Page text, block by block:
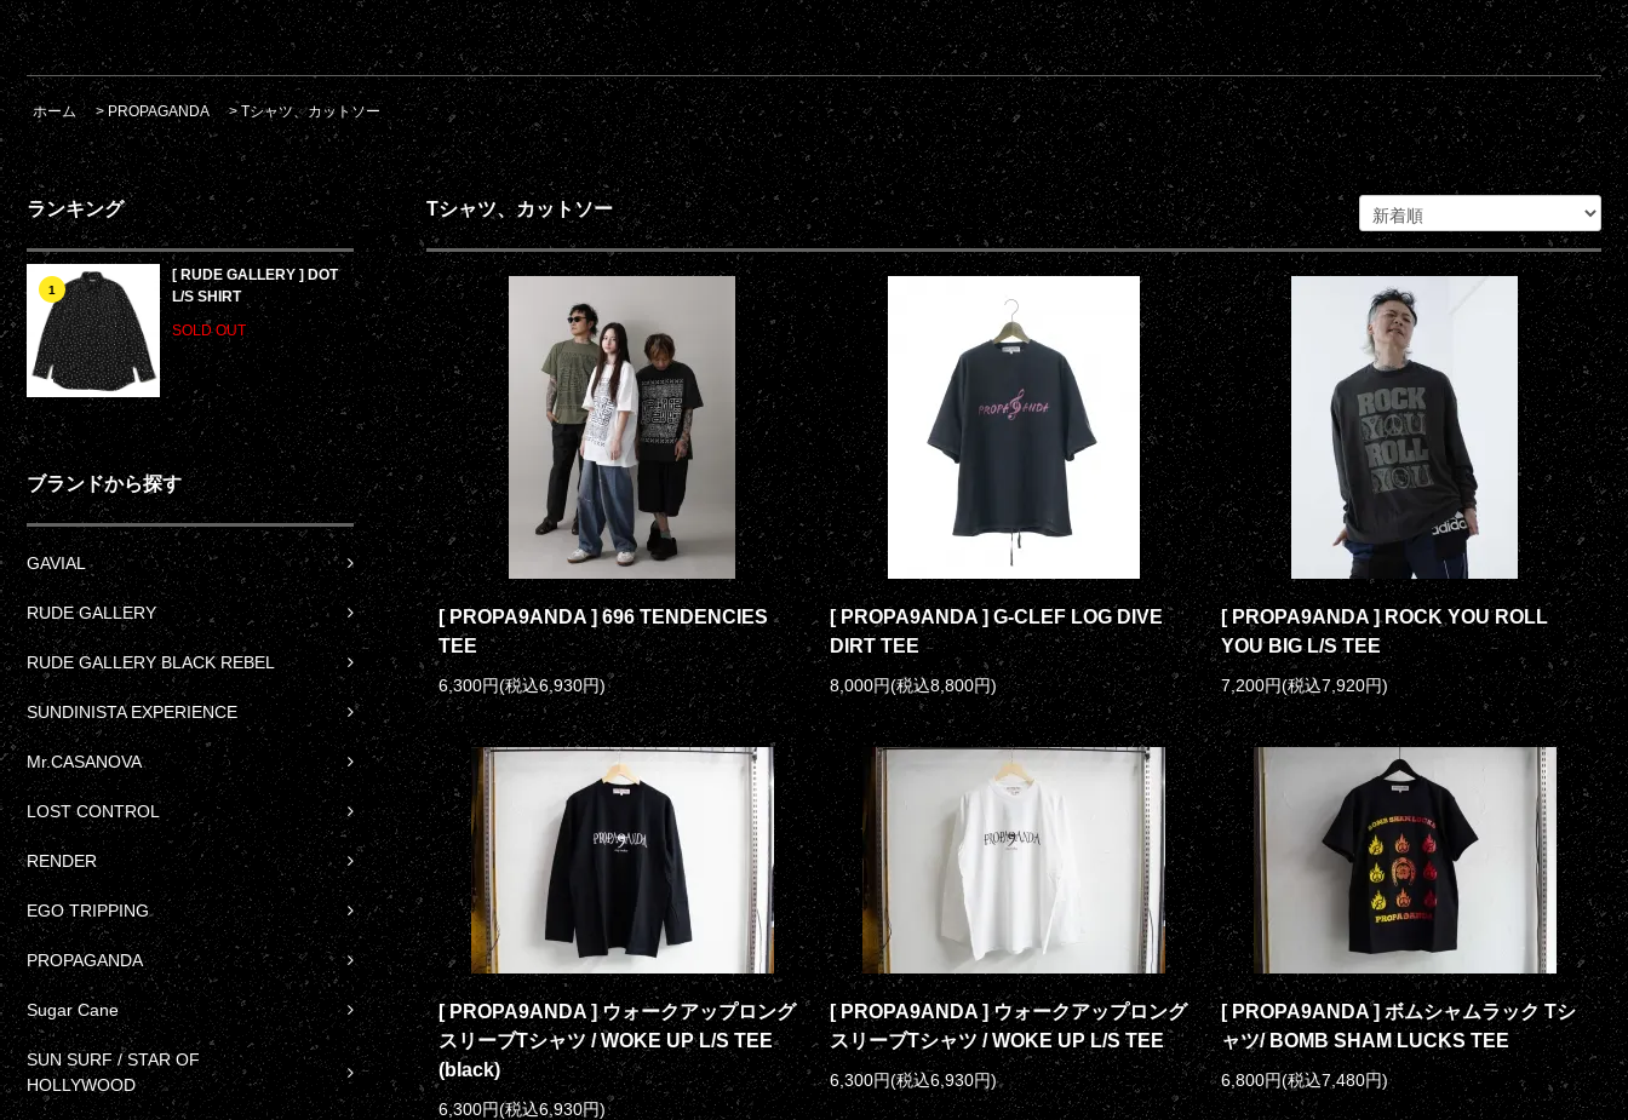
ホーム > PROPAGANDA >Tシャツ、カットソー
ランキング
1
[ RUDE GALLERY ] DOT
L/S SHIRT
SOLD OUT
ブランドから探す
GAVIAL
RUDE GALLERY
RUDE GALLERY BLACK REBEL
SUNDINISTA EXPERIENCE
Mr.CASANOVA
LOST CONTROL
RENDER
EGO TRIPPING
PROPAGANDA
Sugar Cane
SUN SURF / STAR OF
HOLLYWOOD
Tシャツ、カットソー
[ PROPA9ANDA ] 696 TENDENCIES
TEE
6,300円(税込6,930円)
[ PROPA9ANDA ] G-CLEF LOG DIVE
DIRT TEE
8,000円(税込8,800円)
[ PROPA9ANDA ] ROCK YOU ROLL
YOU BIG L/S TEE
7,200円(税込7,920円)
[ PROPA9ANDA ] ウォークアップロング
スリーブTシャツ / WOKE UP L/S TEE
(black)
6,300円(税込6,930円)
[ PROPA9ANDA ] ウォークアップロング
スリーブTシャツ / WOKE UP L/S TEE
6,300円(税込6,930円)
[ PROPA9ANDA ] ボムシャムラック Tシ
ャツ/ BOMB SHAM LUCKS TEE
6,800円(税込7,480円)